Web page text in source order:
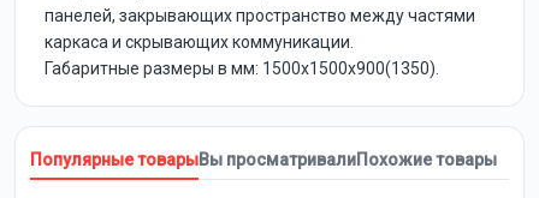
панелей, закрывающих пространство между частями
каркаса и скрывающих коммуникации.
Габаритные размеры в мм: 1500х1500х900(1350).
Популярные товарыВы просматривалиПохожие товары